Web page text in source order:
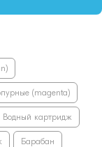
(magenta)
Водный картридж
Барабан